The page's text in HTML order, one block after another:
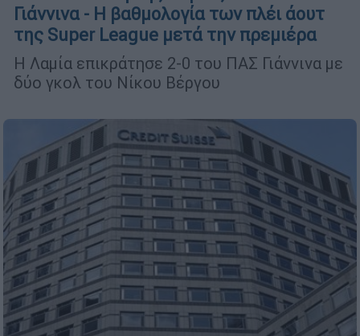
Γιάννινα - Η βαθμολογία των πλέι άουτ
της Super League μετά την πρεμιέρα
Η Λαμία επικράτησε 2-0 του ΠΑΣ Γιάννινα με
δύο γκολ του Νίκου Βέργου